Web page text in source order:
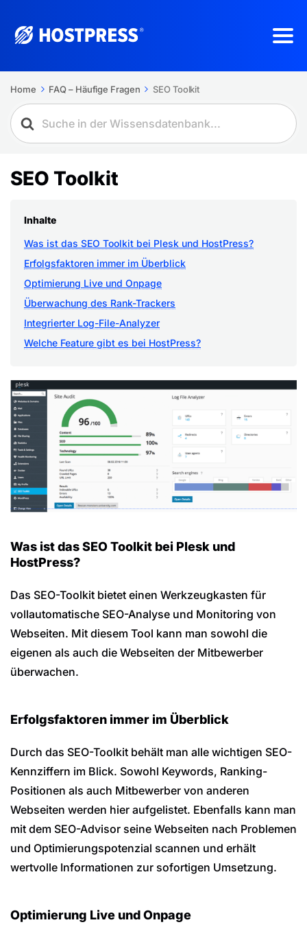
Home FAQ – Häufige Fragen SEO Toolkit
SEO Toolkit
Inhalte
Was ist das SEO Toolkit bei Plesk und HostPress?
Erfolgsfaktoren immer im Überblick
Optimierung Live und Onpage
Überwachung des Rank-Trackers
Integrierter Log-File-Analyzer
Welche Feature gibt es bei HostPress?
Was ist das SEO Toolkit bei Plesk und
HostPress?
Das SEO-Toolkit bietet einen Werkzeugkasten für
vollautomatische SEO-Analyse und Monitoring von
Webseiten. Mit diesem Tool kann man sowohl die
eigenen als auch die Webseiten der Mitbewerber
überwachen.
Erfolgsfaktoren immer im Überblick
Durch das SEO-Toolkit behält man alle wichtigen SEO-
Kennziffern im Blick. Sowohl Keywords, Ranking-
Positionen als auch Mitbewerber von anderen
Webseiten werden hier aufgelistet. Ebenfalls kann man
mit dem SEO-Advisor seine Webseiten nach Problemen
und Optimierungspotenzial scannen und erhält
wertvolle Informationen zur sofortigen Umsetzung.
Optimierung Live und Onpage